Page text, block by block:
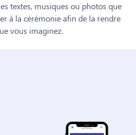
textes, musiques ou photos que
à la cérémonie afin de la rendre
vous imaginez.